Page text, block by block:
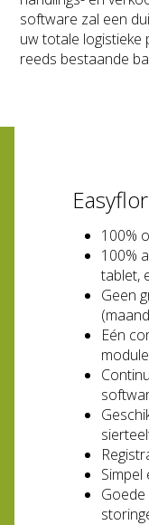
software zal een
uw totale logistieke
reeds bestaande
100%
100%
tablet,
Geen
Eén
Simpel